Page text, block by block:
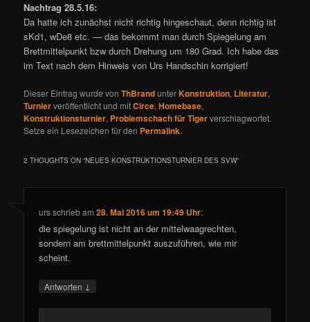
Nachtrag 28.5.16:
Da hatte ich zunächst nicht richtig hingeschaut, denn richtig ist
sKd1, wDe8 etc. — das bekommt man durch Spiegelung am
Brettmittelpunkt bzw durch Drehung um 180 Grad. Ich habe das
im Text nach dem Hinweis von Urs Handschin korrigiert!
Dieser Eintrag wurde vonThBrandunterKonstruktion, Literatur,
Turnierveröffentlicht und mitCirce,Homebase,
Konstruktionsturnier, Problemschach für Tigerverschlagwortet.
Setze ein Lesezeichen für den Permalink.
2 THOUGHTS ON “NEUES KONSTRUKTIONSTURNIER DES SVW”
ursschriebam28. Mai 2016 um 19:49 Uhr:
die spiegelung ist nicht an der mittelwaagrechten,
sondern am brettmittelpunkt auszuführen, wie mir
scheint.
Antworten ↓